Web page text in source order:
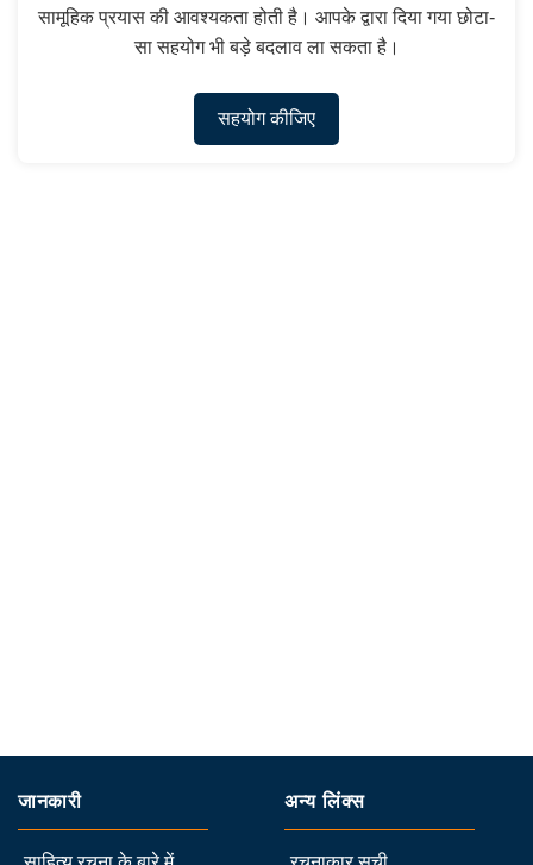
सामूहिक प्रयास की आवश्यकता होती है। आपके द्वारा दिया गया छोटा-
सा सहयोग भी बड़े बदलाव ला सकता है।
सहयोग कीजिए
जानकारी अन्य लिंक्स